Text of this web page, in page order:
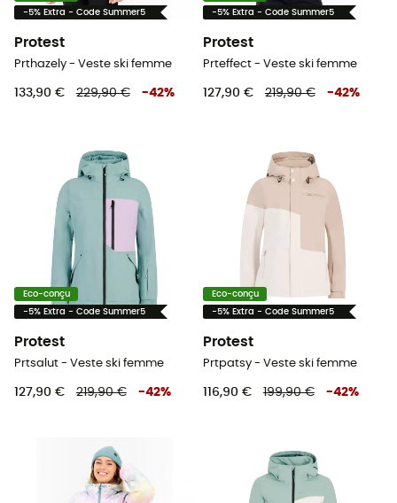
-5% Extra - Code Summer5
Protest
Prthazely - Veste ski femme
133,90 € 229,90 € -42%
-5% Extra - Code Summer5
Protest
Prteffect - Veste ski femme
127,90 € 219,90 € -42%
Eco-conçu
-5% Extra - Code Summer5
Protest
Prtsalut - Veste ski femme
127,90 € 219,90 € -42%
Eco-conçu
-5% Extra - Code Summer5
Protest
Prtpatsy - Veste ski femme
116,90 € 199,90 € -42%